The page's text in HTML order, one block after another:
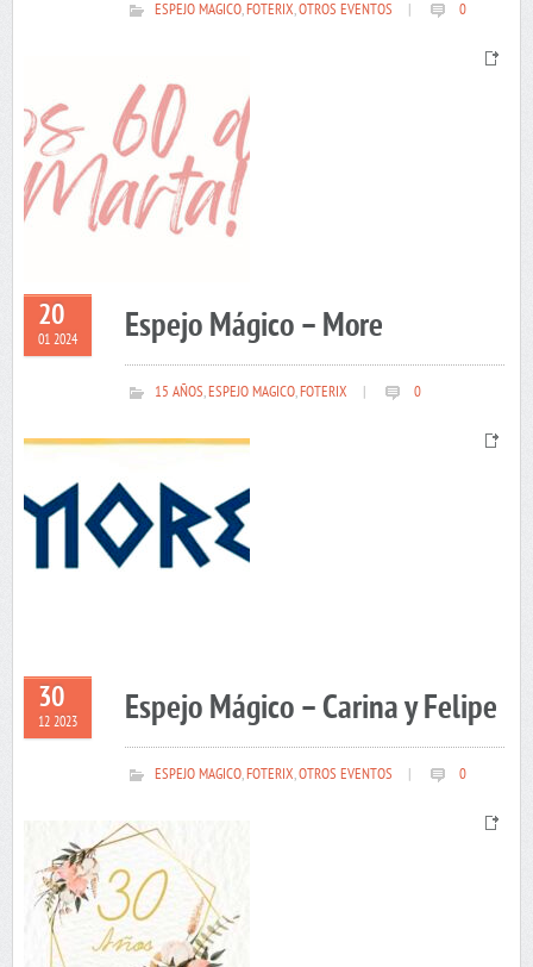
ESPEJO MAGICO,FOTERIX,OTROS EVENTOS 0
20
01 2024 Espejo Mágico – More
15 AÑOS,ESPEJO MAGICO,FOTERIX 0
30
12 2023 Espejo Mágico – Carina y Felipe
ESPEJO MAGICO,FOTERIX,OTROS EVENTOS 0